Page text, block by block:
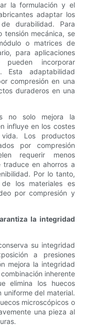
la formulación y el
adaptar los
durabilidad. Para
tensión mecánica, se
o matrices de
para aplicaciones
incorporar
Esta adaptabilidad
compresión en una
duraderos en una
no solo mejora la
influye en los costes
Los productos
por compresión
requerir menos
traduce en ahorros a
Por lo tanto,
los materiales es
por compresión y
la integridad
su integridad
a presiones
mejora la integridad
inherente
elimina los huecos
del material.
microscópicos o
una pieza al